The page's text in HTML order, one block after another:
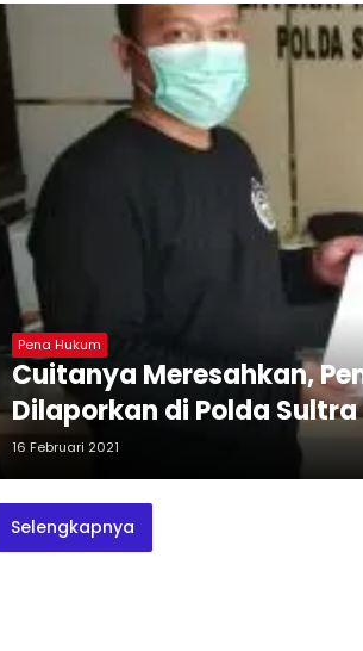
Pena Hukum
Cuitanya Meresahkan,
Dilaporkan di Polda Sultra
16 Februari 2021
Selengkapnya